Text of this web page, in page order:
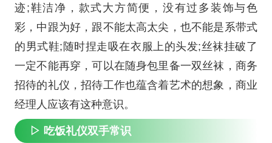
迹;鞋洁净，款式大方简便，没有过多装饰与色
彩，中跟为好，跟不能太高太尖，也不能是系带式
的男式鞋;随时捏走吸在衣服上的头发;丝袜挂破了
一定不能再穿，可以在随身包里备一双丝袜，商务
招待的礼仪，招待工作也蕴含着艺术的想象，商业
经理人应该有这种意识。
▷ 吃饭礼仪双手常识